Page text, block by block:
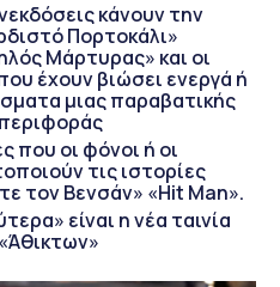
κάνουν την
Πορτοκάλι»
Μάρτυρας» και οι
έχουν βιώσει ενεργά ή
μιας παραβατικής
που οι φόνοι ή οι
τις ιστορίες
τον Βενσάν» «Hit Man».
είναι η νέα ταινία